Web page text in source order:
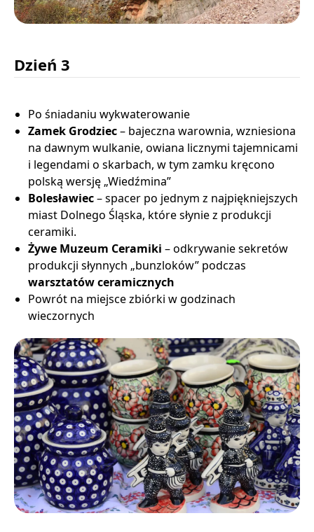
Dzień 3
Po śniadaniu wykwaterowanie
Zamek Grodziec– bajeczna warownia, wzniesiona
na dawnym wulkanie, owiana licznymi tajemnicami
i legendami o skarbach, w tym zamku kręcono
polską wersję „Wiedźmina”
Bolesławiec– spacer po jednym z najpiękniejszych
miast Dolnego Śląska, które słynie z produkcji
ceramiki.
Żywe Muzeum Ceramiki – odkrywanie sekretów
produkcji słynnych „bunzloków” podczas
warsztatów ceramicznych
Powrót na miejsce zbiórki w godzinach
wieczornych